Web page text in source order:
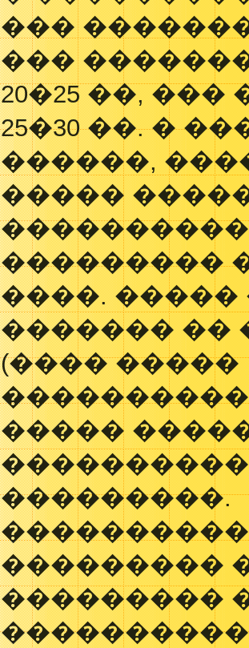
���
���
20�25 ��,
25�30 ��. �
������,
�����
���������
����.
������� ��
(���� �����
�����
���������.
���������
���������